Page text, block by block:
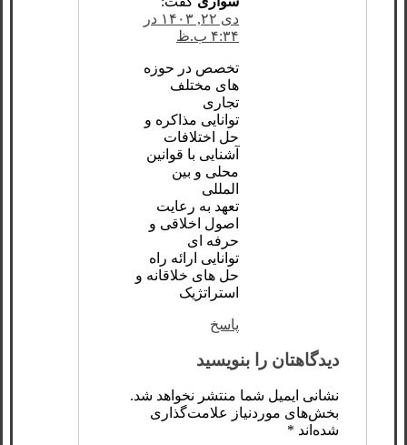
دی ۲۲, ۱۴۰۳ در
۴:۳۴ ب.ظ
تخصص در حوزه
‌های مختلف
تجاری
توانایی مذاکره و
حل اختلافات
آشنایی با قوانین
محلی و بین
‌المللی
تعهد به رعایت
اصول اخلاقی و
حرفه ‌ای
توانایی ارائه راه
‌حل‌ های خلاقانه و
استراتژیک
پاسخ
دیدگاهتان را بنویسید
نشانی ایمیل شما منتشر نخواهد شد.
بخش‌های موردنیاز علامت‌گذاری
شده‌اند *